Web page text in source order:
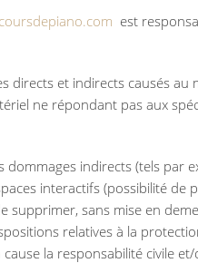
est
et indirects causés au
ne répondant pas aux
indirects (tels par
interactifs (possibilité de
supprimer, sans mise en
relatives à la
la responsabilité civile